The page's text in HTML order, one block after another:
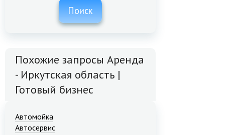
Поиск
Похожие запросы Аренда
- Иркутская область |
Готовый бизнес
Автомойка
Автосервис